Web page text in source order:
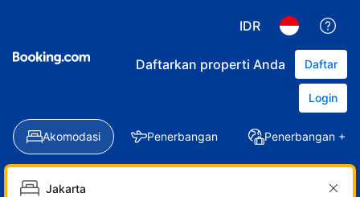
IDR
Daftarkan properti Anda Daftar
Login
Akomodasi Penerbangan Penerbangan +